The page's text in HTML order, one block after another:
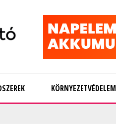
KÖRNYEZETVÉDELEM